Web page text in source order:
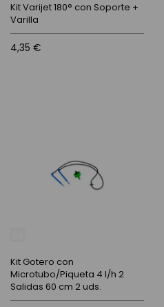
Kit Varijet 180° con Soporte +
Varilla
4,35 €
Kit Gotero con
Microtubo/Piqueta 4 l/h 2
Salidas 60 cm 2 uds.